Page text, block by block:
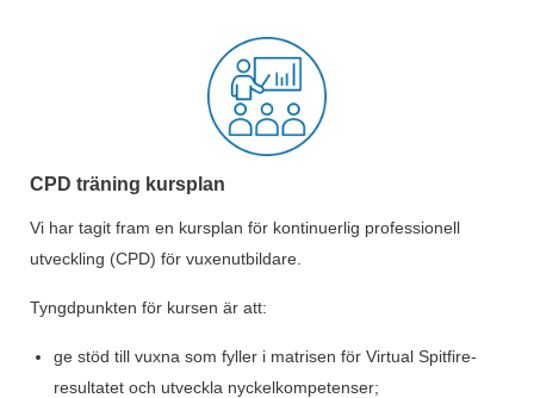
CPD träning kursplan
Vi har tagit fram en kursplan för kontinuerlig professionell
utveckling (CPD) för vuxenutbildare.
Tyngdpunkten för kursen är att:
ge stöd till vuxna som fyller i matrisen för Virtual Spitfire-
resultatet och utveckla nyckelkompetenser;